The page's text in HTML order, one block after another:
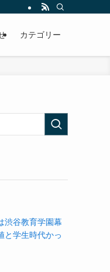
。
カテゴリー
渋谷教育学園幕
と学生時代かっ